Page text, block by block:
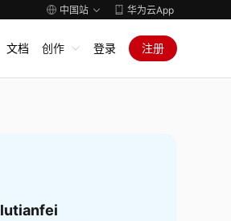
中国站 华为云App
文档 创作 登录 注册
lutianfei